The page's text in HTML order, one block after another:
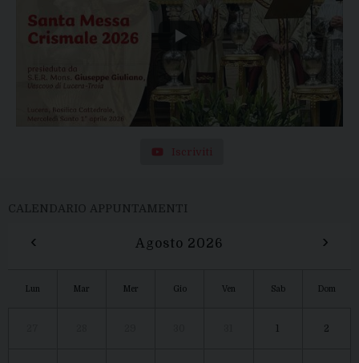
Iscriviti
CALENDARIO APPUNTAMENTI
‹ Agosto 2026 ›
Lun Mar Mer Gio Ven Sab Dom
2